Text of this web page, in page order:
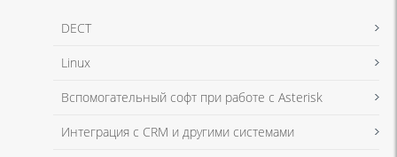
Я даю согласие на обработку моих персональных данных для связи
в соответствии с Политикой в отношении обработки персональных
DECT
Linux
Вспомогательный софт при работе с Asterisk
Интеграция с CRM и другими системами